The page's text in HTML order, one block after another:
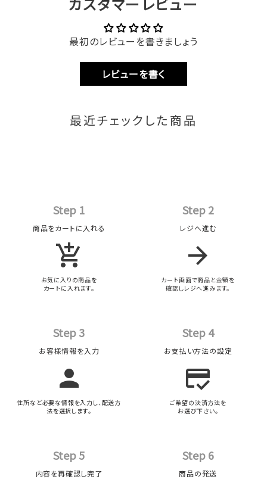
最初のレビューを書きましょう
レビューを書く
最近チェックした商品
Step 1
商品をカートに入れる
add_shopping_cart
お気に入りの商品を
カートに入れます。
Step 2
レジへ進む
arrow_forward
カート画面で商品と金額を
確認しレジへ進みます。
Step 3
お客様情報を入力
person
住所など必要な情報を入力し、配送方
法を選択します。
Step 4
お支払い方法の設定
credit_score
ご希望の決済方法を
お選び下さい。
Step 5
内容を再確認し完了
Step 6
商品の発送